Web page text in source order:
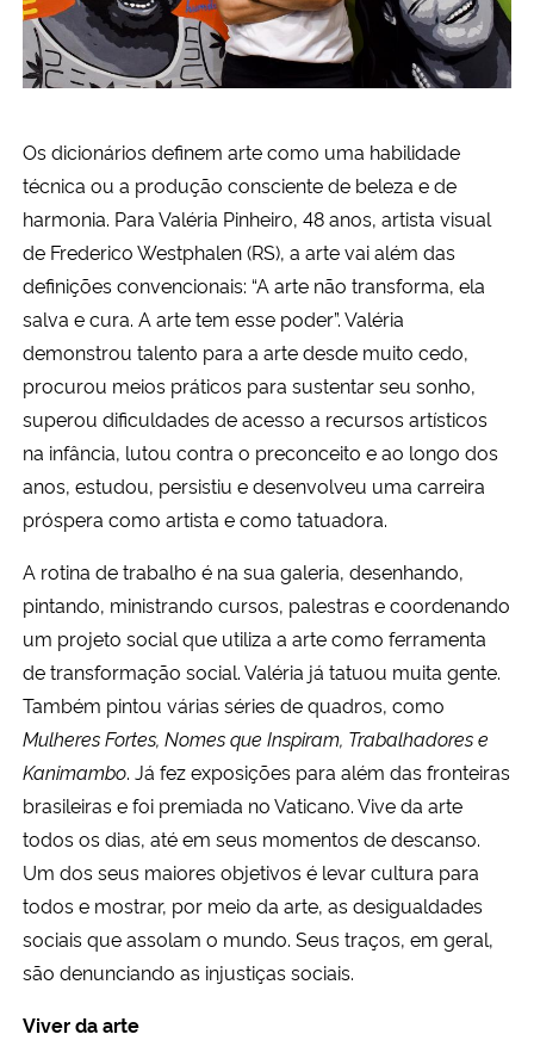
Secretaria-Geral
Advocacia-Geral da União
Banco Central do Brasil
Planalto
Os dicionários definem arte como uma habilidade
técnica ou a produção consciente de beleza e de
harmonia. Para Valéria Pinheiro, 48 anos, artista visual
de Frederico Westphalen (RS), a arte vai além das
definições convencionais: “A arte não transforma, ela
salva e cura. A arte tem esse poder”. Valéria
demonstrou talento para a arte desde muito cedo,
procurou meios práticos para sustentar seu sonho,
superou dificuldades de acesso a recursos artísticos
na infância, lutou contra o preconceito e ao longo dos
anos, estudou, persistiu e desenvolveu uma carreira
próspera como artista e como tatuadora.
A rotina de trabalho é na sua galeria, desenhando,
pintando, ministrando cursos, palestras e coordenando
um projeto social que utiliza a arte como ferramenta
de transformação social. Valéria já tatuou muita gente.
Também pintou várias séries de quadros, como
Mulheres Fortes, Nomes que Inspiram, Trabalhadores e
Kanimambo. Já fez exposições para além das fronteiras
brasileiras e foi premiada no Vaticano. Vive da arte
todos os dias, até em seus momentos de descanso.
Um dos seus maiores objetivos é levar cultura para
todos e mostrar, por meio da arte, as desigualdades
sociais que assolam o mundo. Seus traços, em geral,
são denunciando as injustiças sociais.
Viver da arte